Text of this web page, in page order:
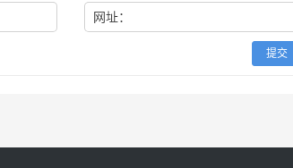
网址：
提交